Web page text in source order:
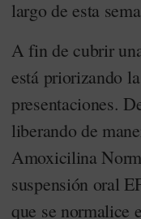
largo de esta
A fin de cubrir
está priorizando
presentaciones.
liberando de
Amoxicilina
suspensión oral
que se normalice